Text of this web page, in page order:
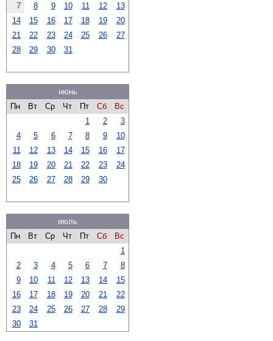
7
8 9 10 11 12
13
14
15 16 17 18 19
20
21
22 23 24 25 26
27
28
29 30 31
июнь
Пн
Вт Ср Чт Пт Сб
Вс
1
2
3
4
5 6 7 8 9
10
11
12 13 14 15 16
17
18
19 20 21 22 23
24
25
26 27 28 29 30
июль
Пн
Вт Ср Чт Пт Сб
Вс
1
2
3 4 5 6 7
8
9
10 11 12 13 14
15
16
17 18 19 20 21
22
23
24 25 26 27 28
29
30
31